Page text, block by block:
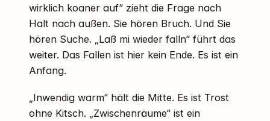
wirklich koaner auf“ zieht die Frage nach
Halt nach außen. Sie hören Bruch. Und Sie
hören Suche. „Laß mi wieder falln“ führt das
weiter. Das Fallen ist hier kein Ende. Es ist ein
Anfang.
„Inwendig warm“ hält die Mitte. Es ist Trost
ohne Kitsch. „Zwischenräume“ ist ein